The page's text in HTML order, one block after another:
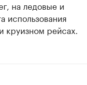
на ледовые и
использования
круизном рейсах.